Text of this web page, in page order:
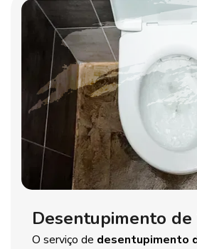
Desentupimento de
O serviço de desentupimento